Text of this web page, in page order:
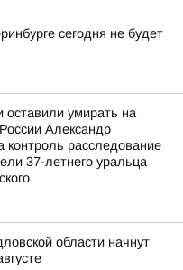
сегодня не будет
оставили умирать на
Александр
контроль расследование
37-летнего уральца
области начнут